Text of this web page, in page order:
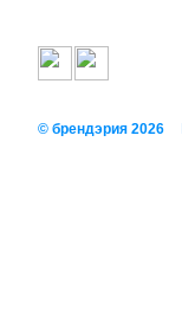
© брендэрия 2026